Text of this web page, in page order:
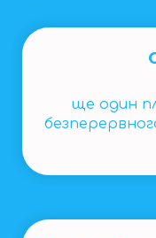
ще один